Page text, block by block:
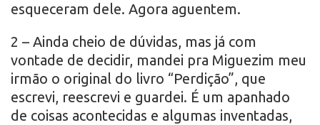
esqueceram dele. Agora aguentem.
2 – Ainda cheio de dúvidas, mas já com
vontade de decidir, mandei pra Miguezim meu
irmão o original do livro “Perdição”, que
escrevi, reescrevi e guardei. É um apanhado
de coisas acontecidas e algumas inventadas,